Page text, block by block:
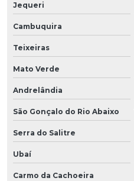
Jequeri
Cambuquira
Teixeiras
Mato Verde
Andrelândia
São Gonçalo do Rio Abaixo
Serra do Salitre
Ubaí
Carmo da Cachoeira